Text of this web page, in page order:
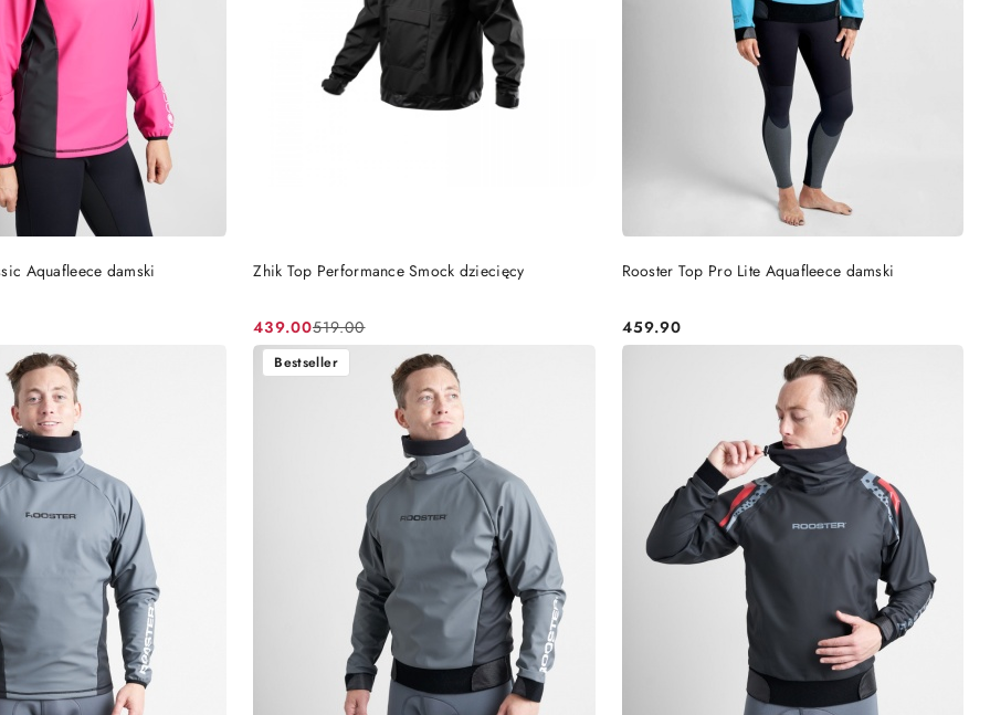
Aquafleece damski
DO KOSZYKA Zhik Top Performance Smock dziecięcy
Cena
promocyjna:
439.00
Cena
przed
519.00
DO KOSZYKA Rooster Top Pro Lite Aquafleece damski
Cena:
459.90
DO KOSZYKA
Bestseller